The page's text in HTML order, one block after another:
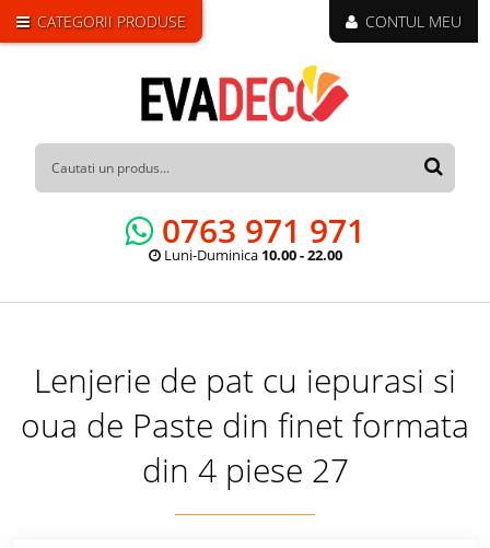
CONTUL MEU
0763 971 971
Luni-Duminica 10.00 - 22.00
CATEGORII PRODUSE
Lenjerie de pat cu iepurasi si
oua de Paste din finet formata
din 4 piese 27